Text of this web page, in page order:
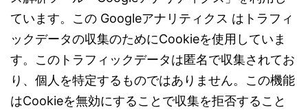
ています。この Googleアナリティクス はトラフィ
ックデータの収集のためにCookieを使用していま
す。このトラフィックデータは匿名で収集されてお
り、個人を特定するものではありません。この機能
はCookieを無効にすることで収集を拒否すること